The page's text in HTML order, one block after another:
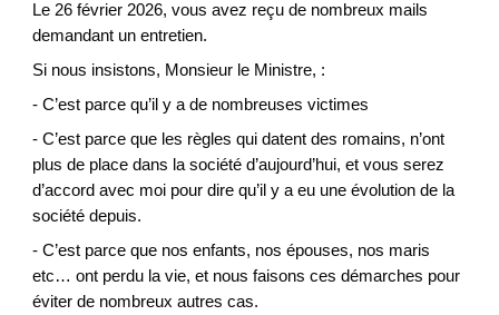
Le 26 février 2026, vous avez reçu de nombreux mails
demandant un entretien.
Si nous insistons, Monsieur le Ministre, :
- C’est parce qu’il y a de nombreuses victimes
- C’est parce que les règles qui datent des romains, n’ont
plus de place dans la société d’aujourd’hui, et vous serez
d’accord avec moi pour dire qu’il y a eu une évolution de la
société depuis.
- C’est parce que nos enfants, nos épouses, nos maris
etc… ont perdu la vie, et nous faisons ces démarches pour
éviter de nombreux autres cas.